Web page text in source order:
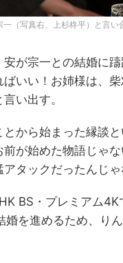
一（写真右、上杉柊平）と言
が宗一との結婚に
いい！お姉様は、
い出す。
から始まった縁談
が始めた物語じゃ
タックだったんじ
BS・プレミアム
を進めるため、り